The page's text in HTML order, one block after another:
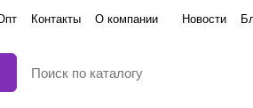
Контакты О компании Новости